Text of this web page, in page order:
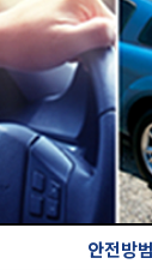
안전방